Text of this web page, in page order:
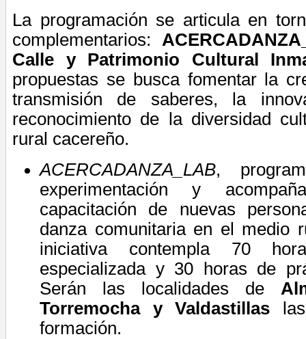
La programación se articula en
complementarios:
Calle y Patrimonio Cultural
propuestas se busca fomentar
la
transmisión de saberes, la
reconocimiento de la diversidad
rural cacereño.
ACERCADANZA_LAB,
experimentación y
capacitación de nuevas
danza comunitaria en el medio
iniciativa contempla 70
especializada y 30 horas de
Serán las localidades de
Torremocha y Valdastillas
formación.